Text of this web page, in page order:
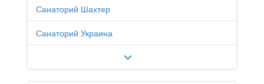
Санаторий Шахтер
Санаторий Украина